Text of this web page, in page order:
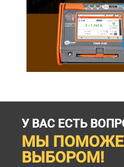
У ВАС ЕСТЬ
МЫ
ВЫБОРОМ!